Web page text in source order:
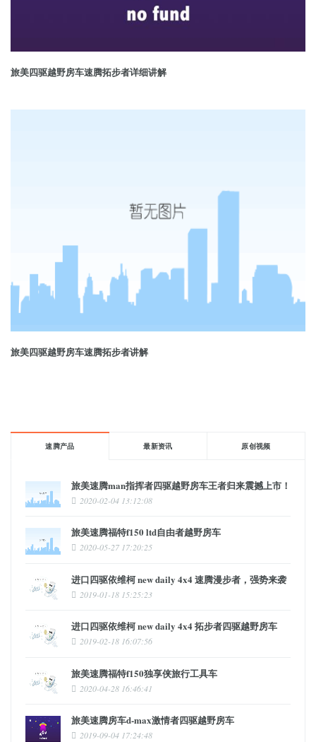
旅美四驱越野房车速腾拓步者详细讲解
旅美四驱越野房车速腾拓步者讲解
速腾产品 最新资讯 原创视频
旅美速腾man指挥者四驱越野房车王者归来震撼上市！
2020-02-04 13:12:08
旅美速腾福特f150 ltd自由者越野房车
2020-05-27 17:20:25
进口四驱依维柯 new daily 4x4 速腾漫步者，强势来袭
2019-01-18 15:25:23
进口四驱依维柯 new daily 4x4 拓步者四驱越野房车
2019-02-18 16:07:56
旅美速腾福特f150独享侠旅行工具车
2020-04-28 16:46:41
旅美速腾房车d-max激情者四驱越野房车
2019-09-04 17:24:48